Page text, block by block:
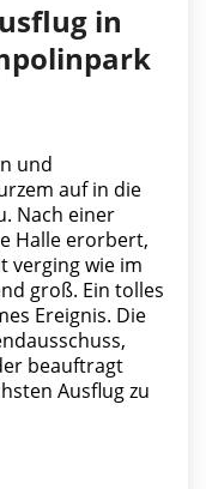
in
und
auf in die
Nach einer
Halle erorbert,
verging wie im
groß. Ein tolles
Ereignis. Die
beauftragt
Ausflug zu